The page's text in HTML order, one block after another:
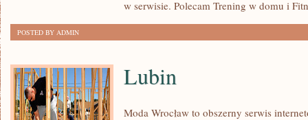
w serwisie. Polecam Trening w domu i
POSTED BY ADMIN
Lubin
Moda Wrocław to obszerny serwis